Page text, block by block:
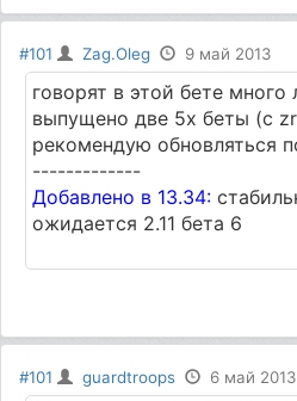
#101 Zag.Oleg 9 май 2013
говорят в этой бете много
выпущено две 5х беты (с
рекомендую обновляться
-------------
Добавлено в 13.34:
ожидается 2.11 бета 6
#101 guardtroops 6 май 2013